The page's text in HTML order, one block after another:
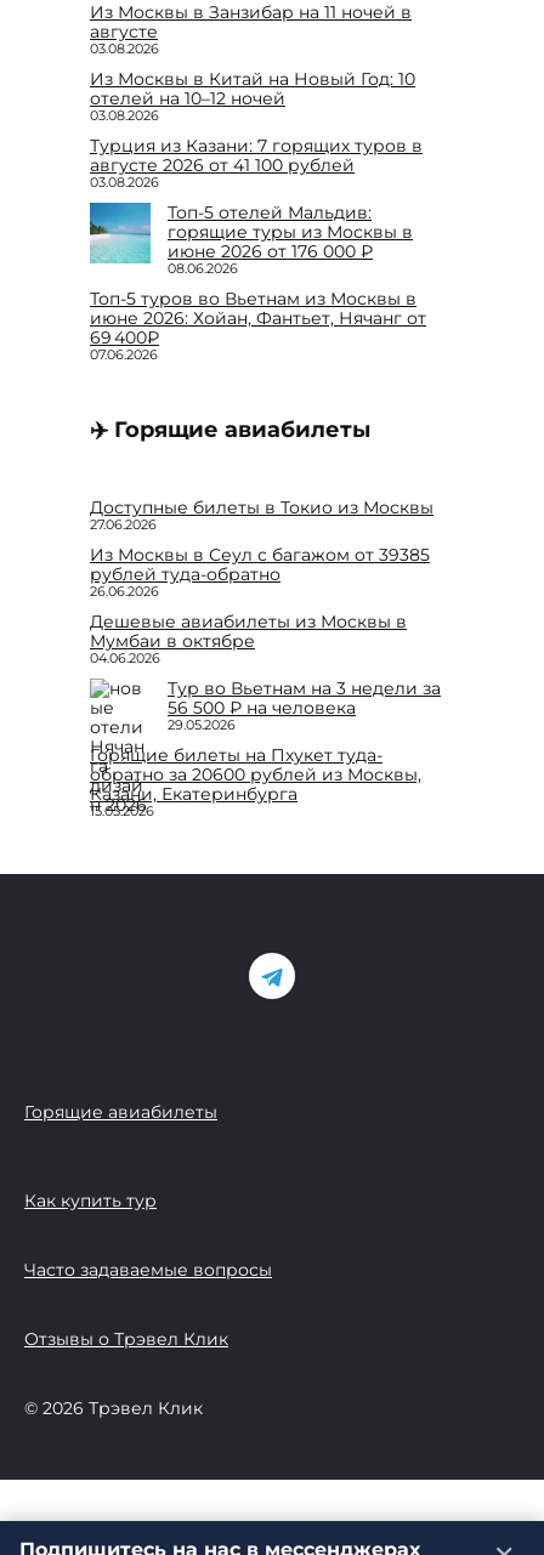
Из Москвы в Занзибар на 11 ночей в
августе
03.08.2026
Из Москвы в Китай на Новый Год: 10
отелей на 10–12 ночей
03.08.2026
Турция из Казани: 7 горящих туров в
августе 2026 от 41 100 рублей
03.08.2026
Топ-5 отелей Мальдив:
горящие туры из Москвы в
июне 2026 от 176 000 ₽
08.06.2026
Топ-5 туров во Вьетнам из Москвы в
июне 2026: Хойан, Фантьет, Нячанг от
69 400₽
07.06.2026
✈️ Горящие авиабилеты
Доступные билеты в Токио из Москвы
27.06.2026
Из Москвы в Сеул с багажом от 39385
рублей туда-обратно
26.06.2026
Дешевые авиабилеты из Москвы в
Мумбаи в октябре
04.06.2026
Тур во Вьетнам на 3 недели за
56 500 ₽ на человека
29.05.2026
Горящие билеты на Пхукет туда-
обратно за 20600 рублей из Москвы,
Казани, Екатеринбурга
15.05.2026
Горящие авиабилеты
Как купить тур
Часто задаваемые вопросы
Отзывы о Трэвел Клик
© 2026 Трэвел Клик
Подпишитесь на нас в мессенджерах